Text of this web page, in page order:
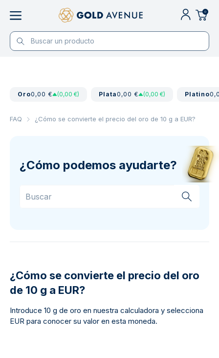
0
Oro0,00 € (0,00 €) Plata0,00 € (0,00 €) Platino
FAQ ¿Cómo se convierte el precio del oro de 10 g a EUR?
¿Cómo podemos ayudarte?
¿Cómo se convierte el precio del oro
de 10 g a EUR?
Introduce 10 g de oro en nuestra calculadora y selecciona
EUR para conocer su valor en esta moneda.